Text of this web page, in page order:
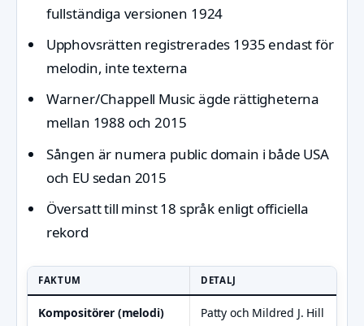
fullständiga versionen 1924
Upphovsrätten registrerades 1935 endast för
melodin, inte texterna
Warner/Chappell Music ägde rättigheterna
mellan 1988 och 2015
Sången är numera public domain i både USA
och EU sedan 2015
Översatt till minst 18 språk enligt officiella
rekord
FAKTUM DETALJ
Kompositörer (melodi) Patty och Mildred J. Hill